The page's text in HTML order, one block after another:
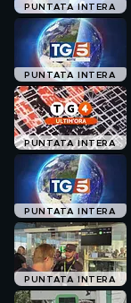
PUNTATA INTERA
PUNTATA INTERA
PUNTATA INTERA
PUNTATA INTERA
PUNTATA INTERA